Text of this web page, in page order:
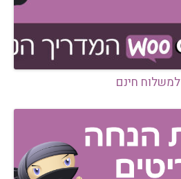
למשלוח חינם